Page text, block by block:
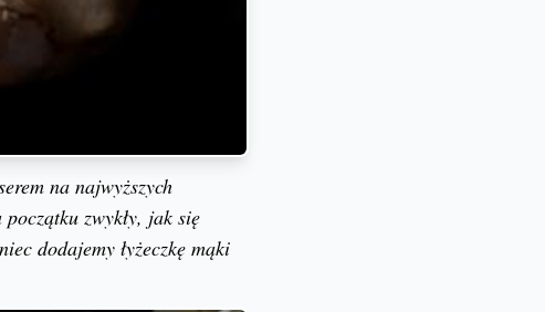
na najwyższych
zwykły, jak się
dodajemy łyżeczkę mąki